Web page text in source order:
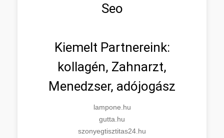
Seo
Kiemelt Partnereink:
kollagén, Zahnarzt,
Menedzser, adójogász
lampone.hu
gutta.hu
szonyegtisztitas24.hu